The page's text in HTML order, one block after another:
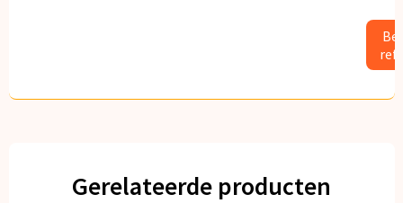
Gerelateerde producten